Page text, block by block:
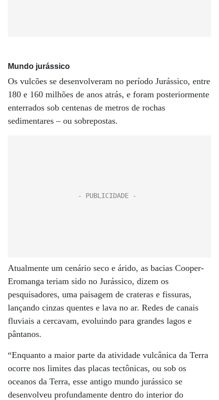
Mundo jurássico
Os vulcões se desenvolveram no período Jurássico, entre
180 e 160 milhões de anos atrás, e foram posteriormente
enterrados sob centenas de metros de rochas
sedimentares – ou sobrepostas.
Atualmente um cenário seco e árido, as bacias Cooper-
Eromanga teriam sido no Jurássico, dizem os
pesquisadores, uma paisagem de crateras e fissuras,
lançando cinzas quentes e lava no ar. Redes de canais
fluviais a cercavam, evoluindo para grandes lagos e
pântanos.
“Enquanto a maior parte da atividade vulcânica da Terra
ocorre nos limites das placas tectônicas, ou sob os
oceanos da Terra, esse antigo mundo jurássico se
desenvolveu profundamente dentro do interior do